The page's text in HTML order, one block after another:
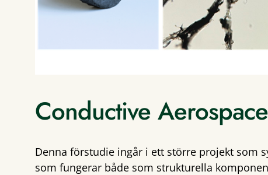
Conductive
Denna förstudie ingår i ett större projekt som
som fungerar både som strukturella